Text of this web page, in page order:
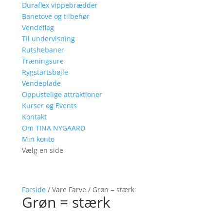
Duraflex vippebrædder
Banetove og tilbehør
Vendeflag
Til undervisning
Rutshebaner
Træningsure
Rygstartsbøjle
Vendeplade
Oppustelige attraktioner
Kurser og Events
Kontakt
Om TINA NYGAARD
Min konto
Vælg en side
Forside / Vare Farve / Grøn = stærk
Grøn = stærk